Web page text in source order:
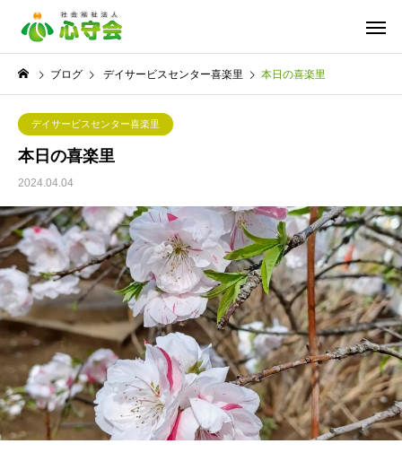
ブログ デイサービスセンター喜楽里 本日の喜楽里
デイサービスセンター喜楽里
本日の喜楽里
2024.04.04